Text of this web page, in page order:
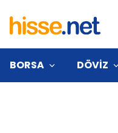
BORSA DÖVİZ